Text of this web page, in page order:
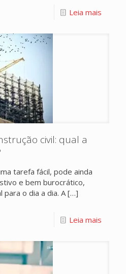
Leia mais
civil: qual a
tarefa fácil, pode ainda
e bem burocrático,
o dia a dia. A[…]
Leia mais